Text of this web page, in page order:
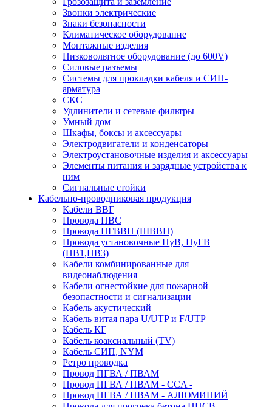
Звонки электрические
Знаки безопасности
Климатическое оборудование
Монтажные изделия
Низковольтное оборудование (до 600V)
Силовые разъемы
Системы для прокладки кабеля и СИП-
арматура
СКС
Удлинители и сетевые фильтры
Умный дом
Шкафы, боксы и аксессуары
Электродвигатели и конденсаторы
Электроустановочные изделия и аксессуары
Элементы питания и зарядные устройства к
ним
Сигнальные стойки
Кабельно-проводниковая продукция
Кабели ВВГ
Провода ПВС
Провода ПГВВП (ШВВП)
Провода установочные ПуВ, ПуГВ
(ПВ1,ПВ3)
Кабели комбинированные для
видеонаблюдения
Кабели огнестойкие для пожарной
безопастности и сигнализации
Кабель акустический
Кабель витая пара U/UTP и F/UTP
Кабель КГ
Кабель коаксиальный (TV)
Кабель СИП, NYM
Ретро проводка
Провод ПГВА / ПВАМ
Провод ПГВА / ПВАМ - CCA -
Провод ПГВА / ПВАМ - АЛЮМИНИЙ